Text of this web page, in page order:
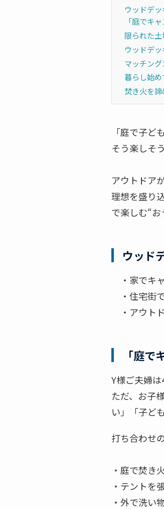
ウッドデ
「庭でキ
限られた
ウッドデ
マッチング
暮らし始
焚き火を
「庭で子ど
そう楽しそ
アウトドア
理想を盛り
で楽しむ“お
ウッド
・家でキ
・住宅街
・アウト
「庭
Y様ご夫婦
ただ、お子
い」「子ど
打ち合わせ
・庭で焚き
・テントを
・外で洗い